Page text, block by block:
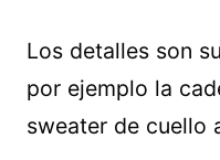
Los detalles son
por ejemplo la
sweater de cuello